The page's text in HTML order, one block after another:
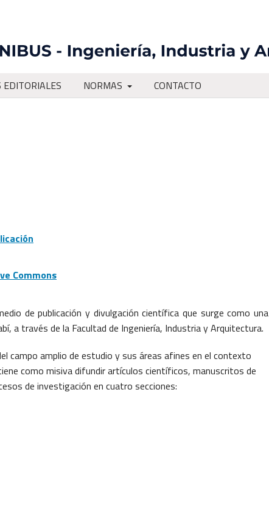
EDITORIALES NORMAS CONTACTO
Commons
de publicación y divulgación científica que surge como una
a través de la Facultad de Ingeniería, Industria y Arquitectura.
campo amplio de estudio y sus áreas afines en el contexto
como misiva difundir artículos científicos, manuscritos de
de investigación en cuatro secciones: